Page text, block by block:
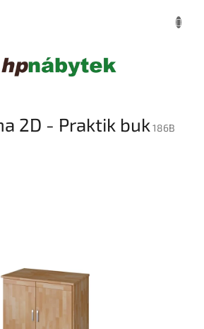
2D - Praktik buk 186B